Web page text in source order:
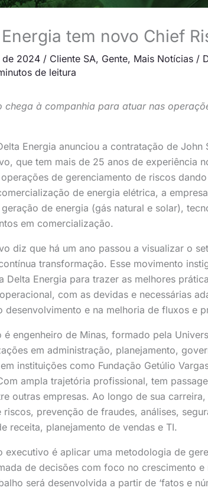
tem novo Chief
de 2024 / Cliente SA, Gente, Mais Notícias /
de leitura
chega à companhia para atuar nas
Energia anunciou a contratação de
que tem mais de 25 anos de experiência
de gerenciamento de riscos
de energia elétrica, a
de energia (gás natural e solar),
em comercialização.
diz que há um ano passou a visualizar o
transformação. Esse movimento
Delta Energia para trazer as melhores
com as devidas e necessárias
desenvolvimento e na melhoria de fluxos e
é engenheiro de Minas, formado pela
em administração, planejamento,
instituições como Fundação Getúlio
ampla trajetória profissional, tem
outras empresas. Ao longo de sua
riscos, prevenção de fraudes, análises,
receita, planejamento de vendas e TI.
executivo é aplicar uma metodologia de
de decisões com foco no crescimento
será desenvolvida a partir de ‘fatos e